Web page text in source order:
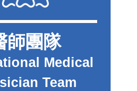
師團隊
Medical
Team